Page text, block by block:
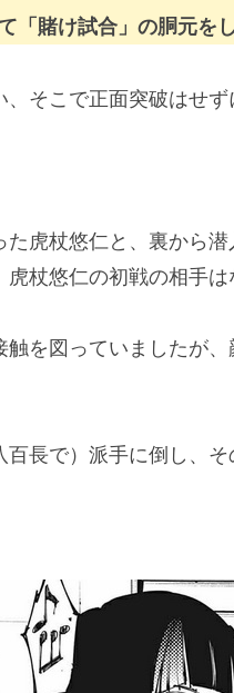
「賭け試合」の胴元を
、そこで正面突破はせ
虎杖悠仁と、裏から
杖悠仁の初戦の相手は
を図っていましたが
長で）派手に倒し、